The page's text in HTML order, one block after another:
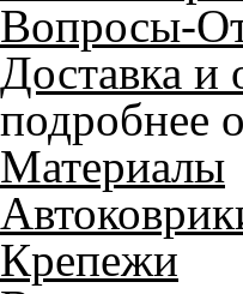
Вопросы-
Доставка и
подробнее
Материалы
Крепежи